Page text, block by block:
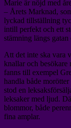
Marie är nöjd med
– Årets Marknad,
lyckad tillställning
intill perfekt och ett
stämning längs
Att det inte ska vara
knallar och besökare
fanns till exempel
handla både
stod en
leksaker med ljud.
blommor, både
fina amplar.